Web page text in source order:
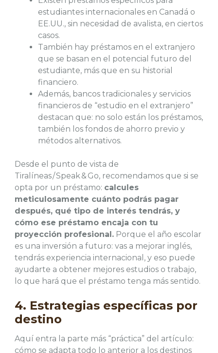
estudiantes internacionales en Canadá o
EE.UU., sin necesidad de avalista, en ciertos
casos.
También hay préstamos en el extranjero
que se basan en el potencial futuro del
estudiante, más que en su historial
financiero.
Además, bancos tradicionales y servicios
financieros de “estudio en el extranjero”
destacan que: no solo están los préstamos,
también los fondos de ahorro previo y
métodos alternativos.
Desde el punto de vista de
Tiralíneas / Speak & Go, recomendamos que si se
opta por un préstamo: calcules
meticulosamente cuánto podrás pagar
después, qué tipo de interés tendrás, y
cómo ese préstamo encaja con tu
proyección profesional. Porque el año escolar
es una inversión a futuro: vas a mejorar inglés,
tendrás experiencia internacional, y eso puede
ayudarte a obtener mejores estudios o trabajo,
lo que hará que el préstamo tenga más sentido.
4. Estrategias específicas por
destino
Aquí entra la parte más “práctica” del artículo:
cómo se adapta todo lo anterior a los destinos